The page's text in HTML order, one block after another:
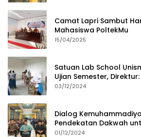
Camat Lapri Sambut
Mahasiswa PoltekMu
15/04/2025
Satuan Lab School
Ujian Semester,
Proses Pembelajaran
03/12/2024
Dialog
Pendekatan Dakwah
01/12/2024